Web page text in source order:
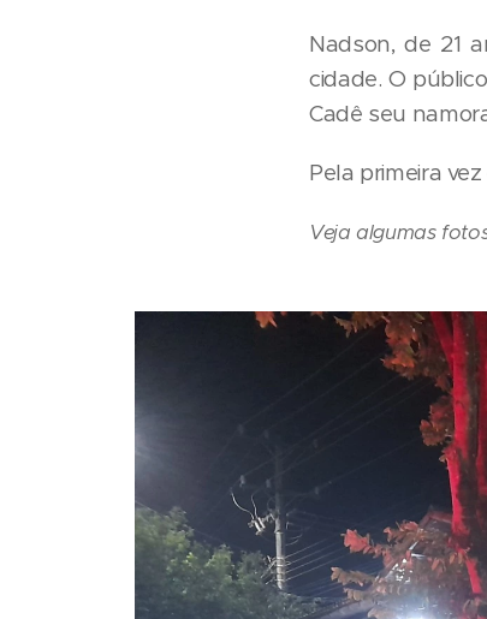
Nadson, de 21
cidade. O
Cadê seu
Pela primeira
Veja algumas